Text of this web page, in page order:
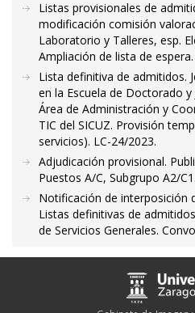
Listas provisionales de
modificación comisión
Laboratorio y Talleres, esp.
Ampliación de lista de
Lista definitiva de admitidos.
en la Escuela de Doctorado
Área de Administración y
TIC del SICUZ. Provisión
servicios). LC-24/2023.
Adjudicación provisional.
Puestos A/C, Subgrupo A2/
Notificación de interposición
Listas definitivas de
de Servicios Generales.